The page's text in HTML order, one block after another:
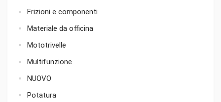
Frizioni e componenti
Materiale da officina
Mototrivelle
Multifunzione
NUOVO
Potatura